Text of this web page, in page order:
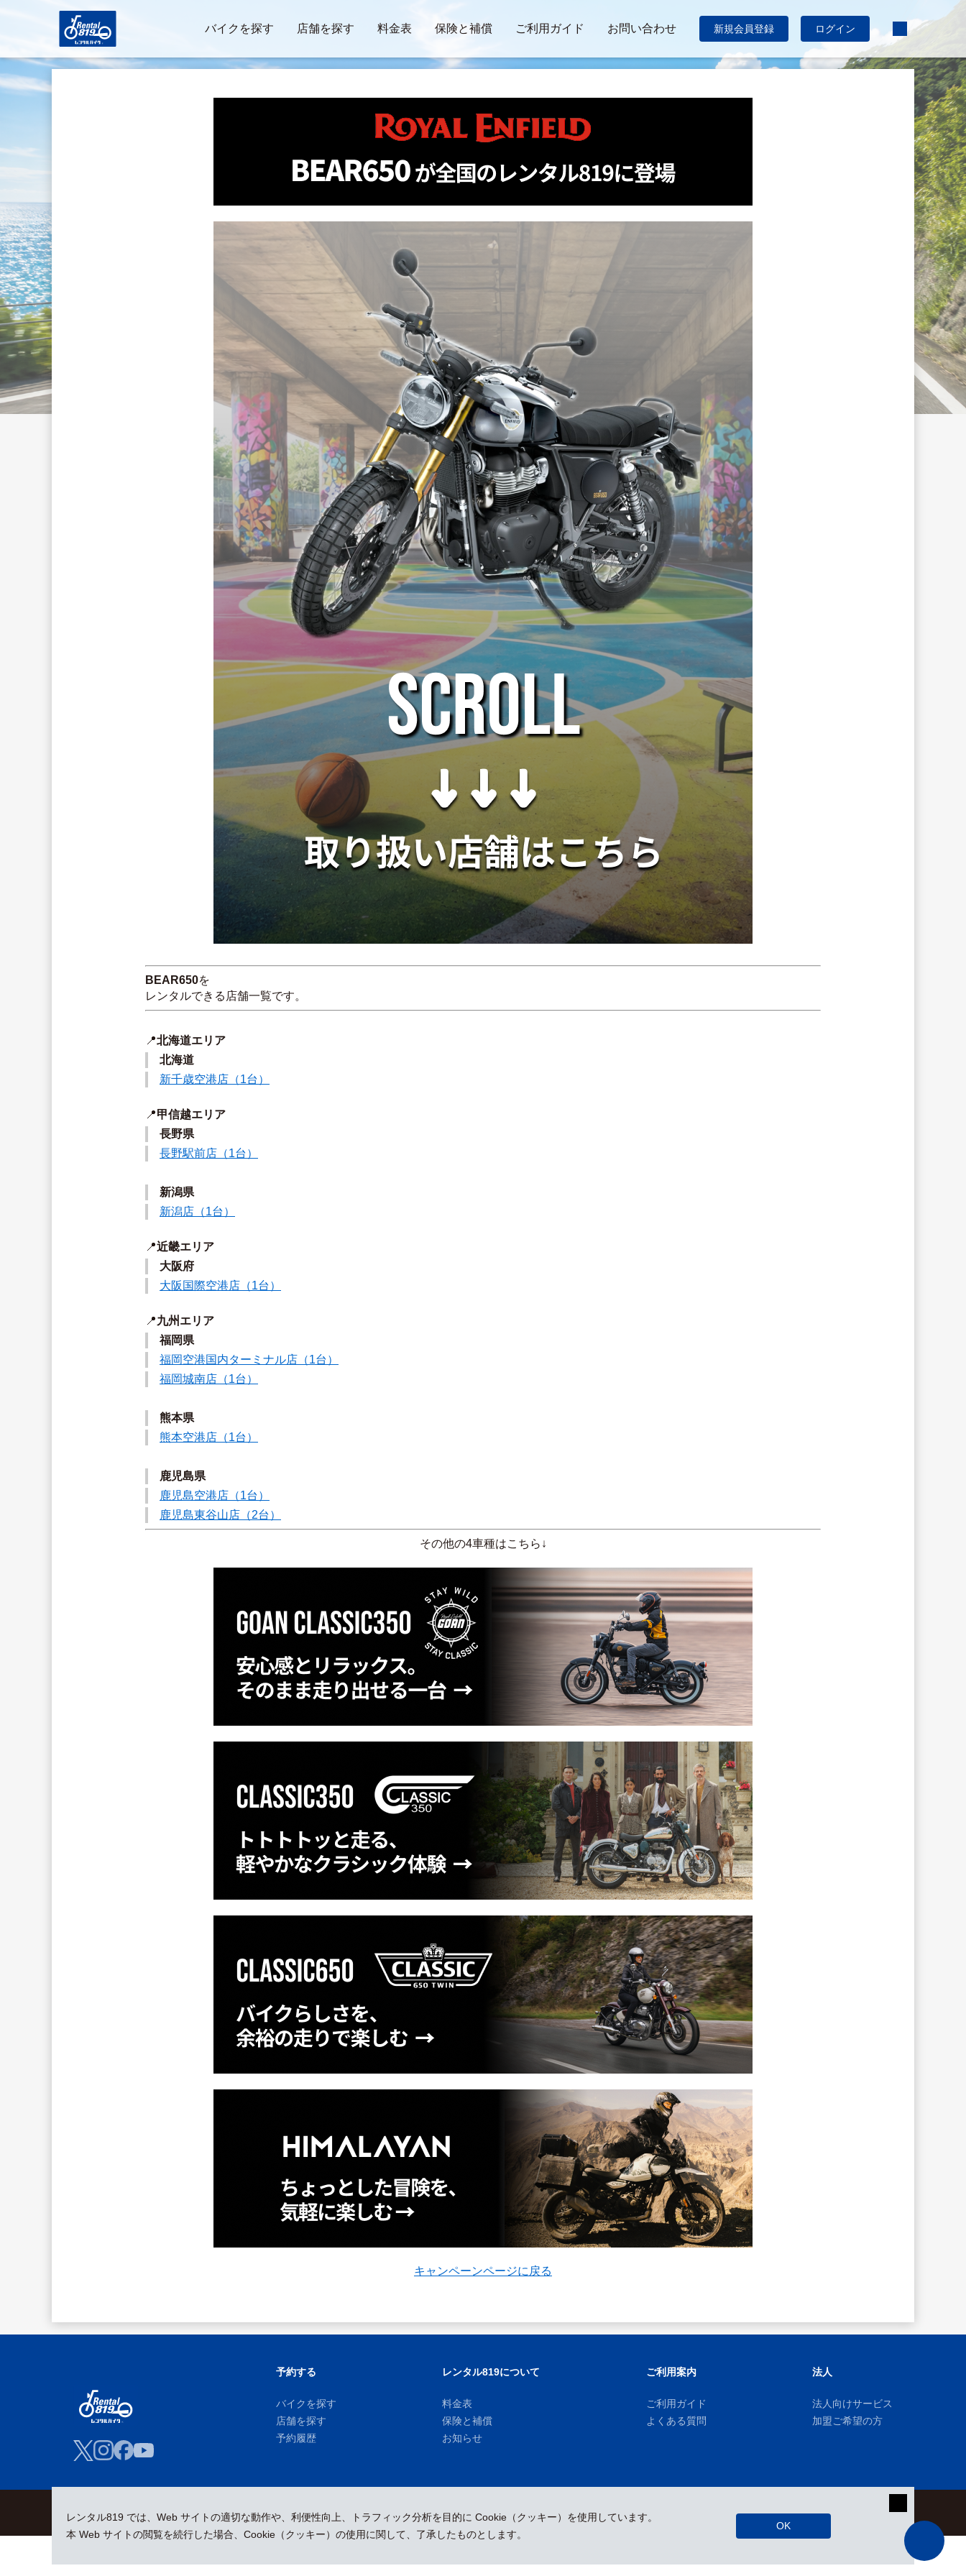
バイクを探す 店舗を探す 料金表 保険と補償 ご利用ガイド お問い合わせ 新規会員登録 ログイン
BEAR650を
レンタルできる店舗一覧です。
📍北海道エリア
北海道
新千歳空港店（1台）
📍甲信越エリア
長野県
長野駅前店（1台）
新潟県
新潟店（1台）
📍近畿エリア
大阪府
大阪国際空港店（1台）
📍九州エリア
福岡県
福岡空港国内ターミナル店（1台）
福岡城南店（1台）
熊本県
熊本空港店（1台）
鹿児島県
鹿児島空港店（1台）
鹿児島東谷山店（2台）
その他の4車種はこちら↓
キャンペーンページに戻る
レンタル819 では、Web サイトの適切な動作や、利便性向上、トラフィック分析を目的に Cookie（クッキー）を使用しています。
本 Web サイトの閲覧を続行した場合、Cookie（クッキー）の使用に関して、了承したものとします。
OK
予約する
バイクを探す
店舗を探す
予約履歴
レンタル819について
料金表
保険と補償
お知らせ
ご利用案内
ご利用ガイド
よくある質問
法人
法人向けサービス
加盟ご希望の方
会員規約プライバシーポリシー貸渡約款特定商取引 運営会社採用情報プレスリリース kizuki Rental Service © All Rights Reserved.